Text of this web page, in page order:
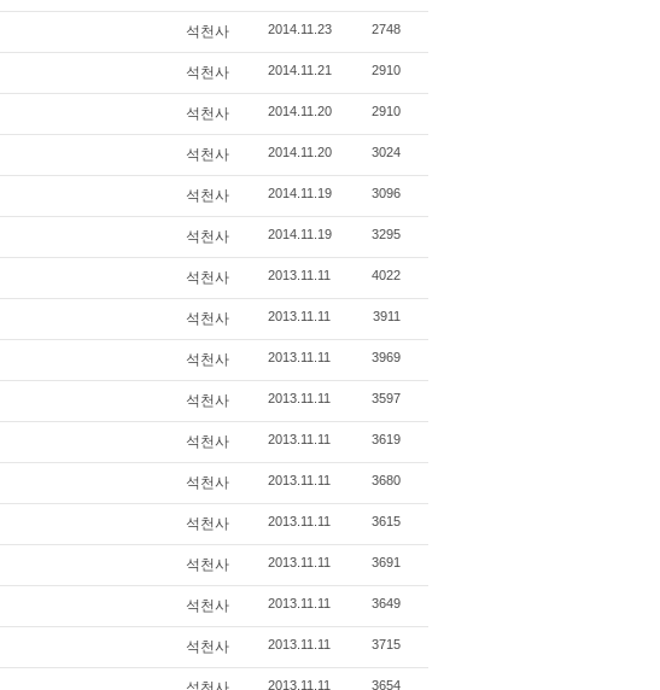
석천사 2014.11.23 2748
석천사 2014.11.21 2910
석천사 2014.11.20 2910
석천사 2014.11.20 3024
석천사 2014.11.19 3096
석천사 2014.11.19 3295
석천사 2013.11.11 4022
석천사 2013.11.11 3911
석천사 2013.11.11 3969
석천사 2013.11.11 3597
석천사 2013.11.11 3619
석천사 2013.11.11 3680
석천사 2013.11.11 3615
석천사 2013.11.11 3691
석천사 2013.11.11 3649
석천사 2013.11.11 3715
2013.11.11 3654